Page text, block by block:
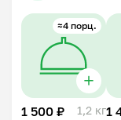
≈4 порц.
1 500 ₽ 1,2 кг1